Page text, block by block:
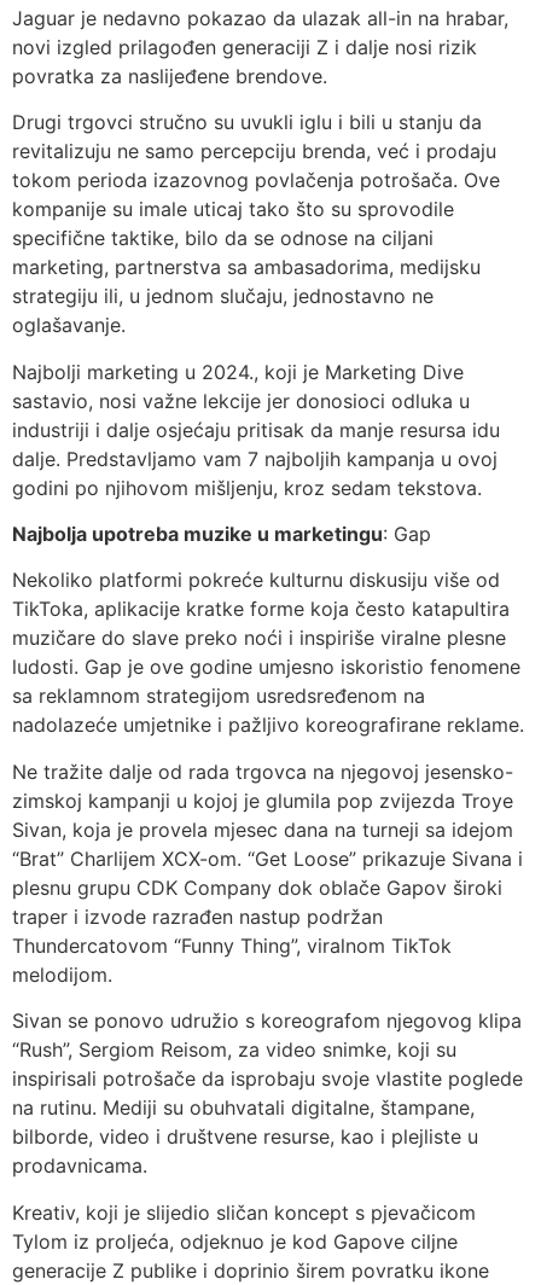
Jaguar je nedavno pokazao da ulazak all-in na hrabar,
novi izgled prilagođen generaciji Z i dalje nosi rizik
povratka za naslijeđene brendove.
Drugi trgovci stručno su uvukli iglu i bili u stanju da
revitalizuju ne samo percepciju brenda, već i prodaju
tokom perioda izazovnog povlačenja potrošača. Ove
kompanije su imale uticaj tako što su sprovodile
specifične taktike, bilo da se odnose na ciljani
marketing, partnerstva sa ambasadorima, medijsku
strategiju ili, u jednom slučaju, jednostavno ne
oglašavanje.
Najbolji marketing u 2024., koji je Marketing Dive
sastavio, nosi važne lekcije jer donosioci odluka u
industriji i dalje osjećaju pritisak da manje resursa idu
dalje. Predstavljamo vam 7 najboljih kampanja u ovoj
godini po njihovom mišljenju, kroz sedam tekstova.
Najbolja upotreba muzike u marketingu: Gap
Nekoliko platformi pokreće kulturnu diskusiju više od
TikToka, aplikacije kratke forme koja često katapultira
muzičare do slave preko noći i inspiriše viralne plesne
ludosti. Gap je ove godine umjesno iskoristio fenomene
sa reklamnom strategijom usredsređenom na
nadolazeće umjetnike i pažljivo koreografirane reklame.
Ne tražite dalje od rada trgovca na njegovoj jesensko-
zimskoj kampanji u kojoj je glumila pop zvijezda Troye
Sivan, koja je provela mjesec dana na turneji sa idejom
“Brat” Charlijem XCX-om. “Get Loose” prikazuje Sivana i
plesnu grupu CDK Company dok oblače Gapov široki
traper i izvode razrađen nastup podržan
Thundercatovom “Funny Thing”, viralnom TikTok
melodijom.
Sivan se ponovo udružio s koreografom njegovog klipa
“Rush”, Sergiom Reisom, za video snimke, koji su
inspirisali potrošače da isprobaju svoje vlastite poglede
na rutinu. Mediji su obuhvatali digitalne, štampane,
bilborde, video i društvene resurse, kao i plejliste u
prodavnicama.
Kreativ, koji je slijedio sličan koncept s pjevačicom
Tylom iz proljeća, odjeknuo je kod Gapove ciljne
generacije Z publike i doprinio širem povratku ikone